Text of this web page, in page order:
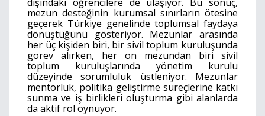
mezun desteğinin kurumsal sınırların ötesine
geçerek Türkiye genelinde toplumsal faydaya
dönüştüğünü gösteriyor. Mezunlar arasında
her üç kişiden biri, bir sivil toplum kuruluşunda
görev alırken, her on mezundan biri sivil
toplum kuruluşlarında yönetim kurulu
düzeyinde sorumluluk üstleniyor. Mezunlar
mentorluk, politika geliştirme süreçlerine katkı
sunma ve iş birlikleri oluşturma gibi alanlarda
da aktif rol oynuyor.